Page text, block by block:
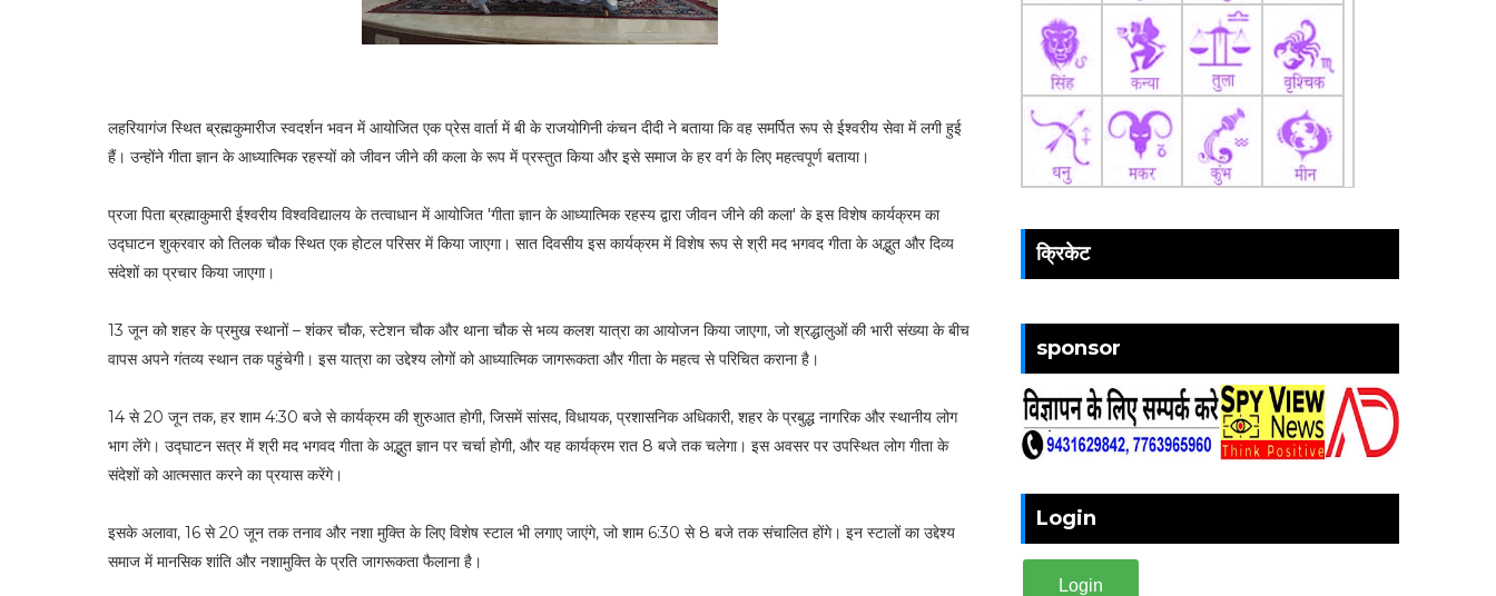
लहरियागंज स्थित ब्रह्मकुमारीज स्वदर्शन भवन में आयोजित एक प्रेस वार्ता में बी के राजयोगिनी कंचन दीदी ने बताया कि वह समर्पित रूप से ईश्वरीय सेवा में लगी हुई
हैं। उन्होंने गीता ज्ञान के आध्यात्मिक रहस्यों को जीवन जीने की कला के रूप में प्रस्तुत किया और इसे समाज के हर वर्ग के लिए महत्वपूर्ण बताया।
प्रजा पिता ब्रह्माकुमारी ईश्वरीय विश्वविद्यालय के तत्वाधान में आयोजित 'गीता ज्ञान के आध्यात्मिक रहस्य द्वारा जीवन जीने की कला' के इस विशेष कार्यक्रम का
उद्घाटन शुक्रवार को तिलक चौक स्थित एक होटल परिसर में किया जाएगा। सात दिवसीय इस कार्यक्रम में विशेष रूप से श्री मद भगवद गीता के अद्भुत और दिव्य
संदेशों का प्रचार किया जाएगा।
13 जून को शहर के प्रमुख स्थानों – शंकर चौक, स्टेशन चौक और थाना चौक से भव्य कलश यात्रा का आयोजन किया जाएगा, जो श्रद्धालुओं की भारी संख्या के बीच
वापस अपने गंतव्य स्थान तक पहुंचेगी। इस यात्रा का उद्देश्य लोगों को आध्यात्मिक जागरूकता और गीता के महत्व से परिचित कराना है।
14 से 20 जून तक, हर शाम 4:30 बजे से कार्यक्रम की शुरुआत होगी, जिसमें सांसद, विधायक, प्रशासनिक अधिकारी, शहर के प्रबुद्ध नागरिक और स्थानीय लोग
भाग लेंगे। उद्घाटन सत्र में श्री मद भगवद गीता के अद्भुत ज्ञान पर चर्चा होगी, और यह कार्यक्रम रात 8 बजे तक चलेगा। इस अवसर पर उपस्थित लोग गीता के
संदेशों को आत्मसात करने का प्रयास करेंगे।
इसके अलावा, 16 से 20 जून तक तनाव और नशा मुक्ति के लिए विशेष स्टाल भी लगाए जाएंगे, जो शाम 6:30 से 8 बजे तक संचालित होंगे। इन स्टालों का उद्देश्य
समाज में मानसिक शांति और नशामुक्ति के प्रति जागरूकता फैलाना है।
क्रिकेट
sponsor
Login
Login